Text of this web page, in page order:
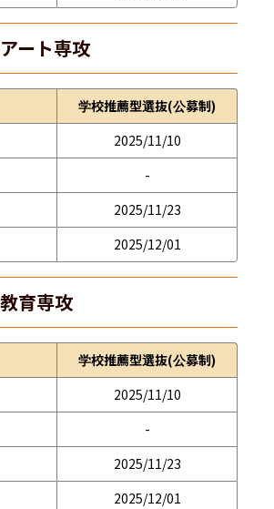
ート専攻
学校推薦型選抜(公募制)
2025/11/10
-
2025/11/23
2025/12/01
育専攻
学校推薦型選抜(公募制)
2025/11/10
-
2025/11/23
2025/12/01